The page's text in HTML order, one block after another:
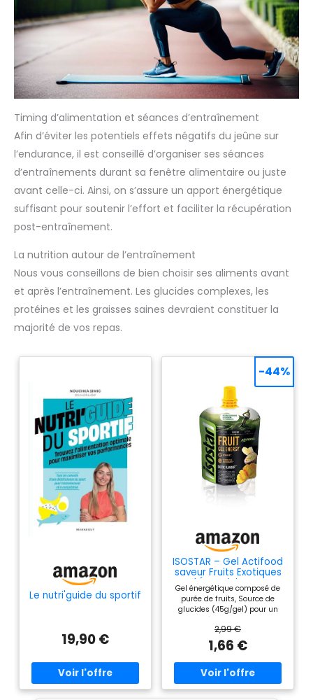
Timing d’alimentation et séances d’entraînement
Afin d’éviter les potentiels effets négatifs du jeûne sur
l’endurance, il est conseillé d’organiser ses séances
d’entraînements durant sa fenêtre alimentaire ou juste
avant celle-ci. Ainsi, on s’assure un apport énergétique
suffisant pour soutenir l’effort et faciliter la récupération
post-entraînement.
La nutrition autour de l’entraînement
Nous vous conseillons de bien choisir ses aliments avant
et après l’entraînement. Les glucides complexes, les
protéines et les graisses saines devraient constituer la
majorité de vos repas.
Le nutri'guide du sportif
19,90 €
ISOSTAR – Gel Actifood
saveur Fruits Exotiques
– Gel Énergétique Sport
avec Glucides, Source
de Vitamines B1, C & E –
Running, Vélo & Trail –
90 g
Gel énergétique composé de
purée de fruits, Source de
glucides (45g/gel) pour un
apport d’énergie lors d’efforts
physiques intenses et
soutenus Source de vitamine
B1 contribuant à un
métabolisme énergétique
normal, Source de vitamine C
contribuant à réduire la
fatigue, Source de vitamine E
2,99 €
1,66 €
-44%